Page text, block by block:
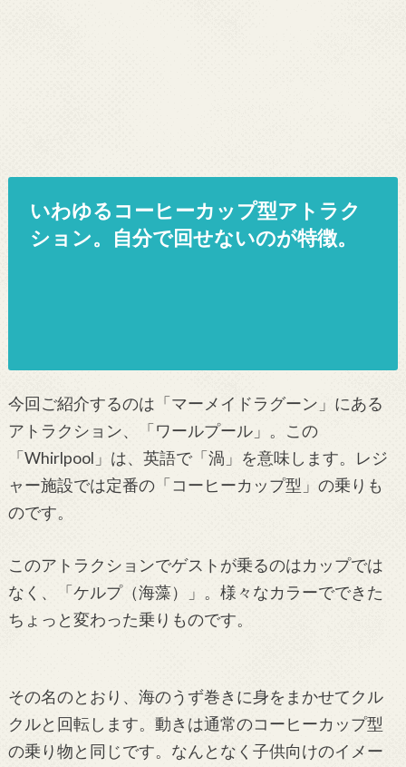
いわゆるコーヒーカップ型アトラク
ション。自分で回せないのが特徴。
今回ご紹介するのは「マーメイドラグーン」にある
アトラクション、「ワールプール」。この
「Whirlpool」は、英語で「渦」を意味します。レジ
ャー施設では定番の「コーヒーカップ型」の乗りも
のです。
このアトラクションでゲストが乗るのはカップでは
なく、「ケルプ（海藻）」。様々なカラーでできた
ちょっと変わった乗りものです。
その名のとおり、海のうず巻きに身をまかせてクル
クルと回転します。動きは通常のコーヒーカップ型
の乗り物と同じです。なんとなく子供向けのイメー